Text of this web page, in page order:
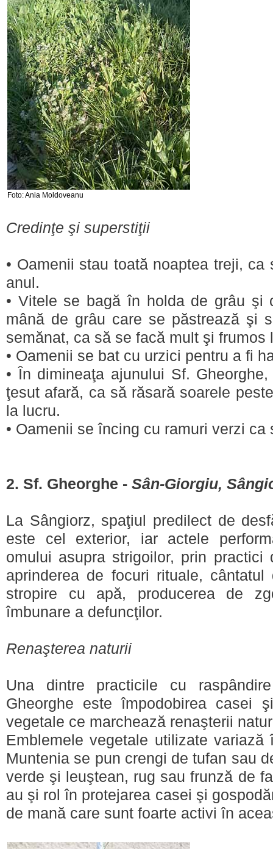
Foto: Ania Moldoveanu
Credinţe şi superstiţii
• Oamenii stau toată noaptea treji,
anul.
• Vitele se bagă în holda de grâu şi
mână de grâu care se păstrează şi
semănat, ca să se facă mult şi frumos
• Oamenii se bat cu urzici pentru a fi
• În dimineaţa ajunului Sf.
ţesut afară, ca să răsară soarele
la lucru.
• Oamenii se încing cu ramuri verzi
2. Sf. Gheorghe - Sân-Giorgiu,
La Sângiorz, spaţiul predilect de
este cel exterior, iar actele
omului asupra strigoilor, prin practici
aprinderea de focuri rituale,
stropire cu apă, producerea de
îmbunare a defuncţilor.
Renaşterea naturii
Una dintre practicile cu
Gheorghe este împodobirea casei
vegetale ce marchează renaşterii
Emblemele vegetale utilizate
Muntenia se pun crengi de tufan sau
verde şi leuştean, rug sau frunză de
au şi rol în protejarea casei şi
de mană care sunt foarte activi în